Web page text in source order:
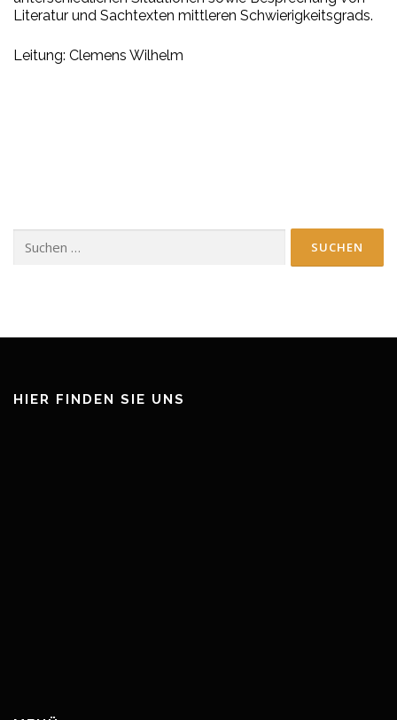
Literatur und Sachtexten mittleren Schwierigkeitsgrads.
Leitung: Clemens Wilhelm
nach:
HIER FINDEN SIE UNS